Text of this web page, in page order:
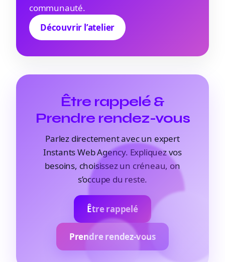
communauté.
Découvrir l’atelier
Être rappelé &
Prendre rendez-vous
Parlez directement avec un expert
Instants Web Agency. Expliquez vos
besoins, choisissez un créneau, on
s’occupe du reste.
Être rappelé
Prendre rendez-vous